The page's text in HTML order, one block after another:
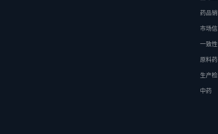
药品
市场
一致
原料药
生产
中药